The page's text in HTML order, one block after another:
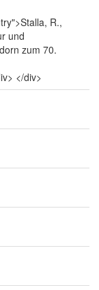
R.,
und
zum 70.
</div>